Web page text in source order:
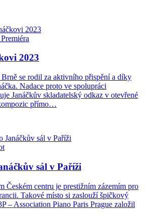
Premiéra
2023
se rodil za aktivního přispění a díky
Nadace proto ve spolupráci
Janáčkův skladatelský odkaz v otevřené
přímo…
sál v Paříži
Českém centru je prestižním zázemím pro
Takové místo si zaslouží špičkový
– Association Piano Paris Prague založil